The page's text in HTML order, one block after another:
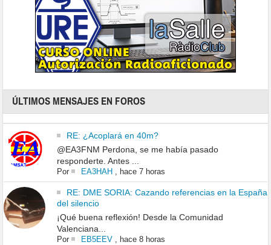
ÚLTIMOS MENSAJES EN FOROS
RE: ¿Acoplará en 40m?
@EA3FNM Perdona, se me había pasado
responderte. Antes ...
Por EA3HAH , hace 7 horas
RE: DME SORIA: Cazando referencias en la España
del silencio
¡Qué buena reflexión! Desde la Comunidad
Valenciana...
Por EB5EEV, hace 8 horas